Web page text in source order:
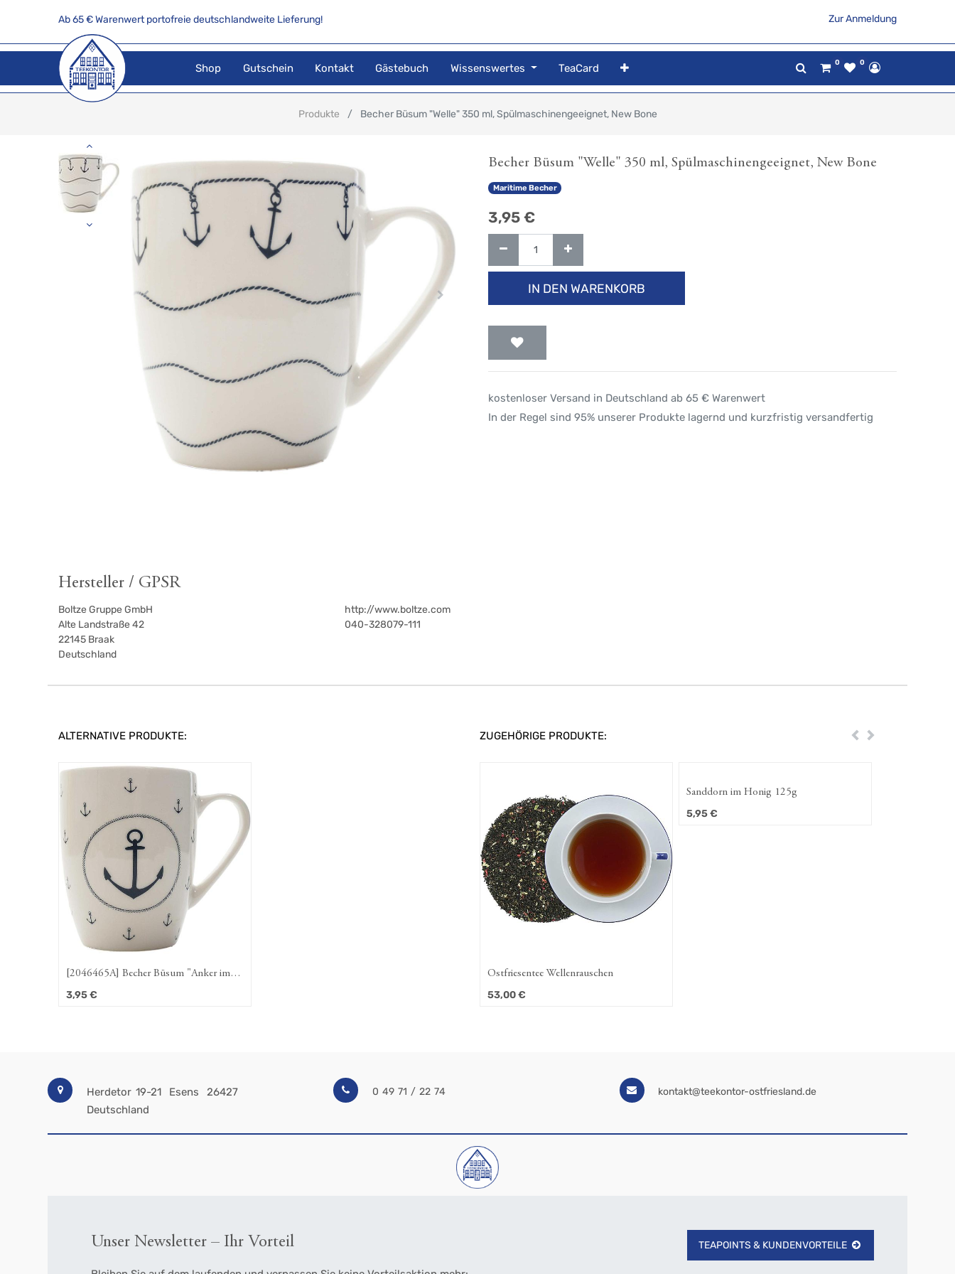
Ab 65 € Warenwert portofreie deutschlandweite Lieferung! Zur Anmeldung
Shop Gutschein Kontakt Gästebuch Wissenswertes TeaCard 0 0
Produkte Becher Büsum "Welle" 350 ml, Spülmaschinengeeignet, New Bone
Becher Büsum "Welle" 350 ml, Spülmaschinengeeignet, New Bone
Maritime Becher
3,95 €
IN DEN WARENKORB
kostenloser Versand in Deutschland ab 65 € Warenwert
In der Regel sind 95% unserer Produkte lagernd und kurzfristig versandfertig
Hersteller / GPSR
Boltze Gruppe GmbH
Alte Landstraße 42
22145 Braak
Deutschland
http://www.boltze.com
040-328079-111
ALTERNATIVE PRODUKTE:
[2046465A] Becher Büsum "Anker im
Kreis" 350 ml, Spülmaschinengeeignet,
3,95€
ZUGEHÖRIGE PRODUKTE: ZurückWeiter
Ostfriesentee Wellenrauschen
53,00€
Sanddorn im Honig 125g
5,95€
Herdetor 19-21 Esens
26427
Deutschland
0 49 71 / 22 74 kontakt@teekontor-ostfriesland.de
Unser Newsletter – Ihr Vorteil TEAPOINTS & KUNDENVORTEILE